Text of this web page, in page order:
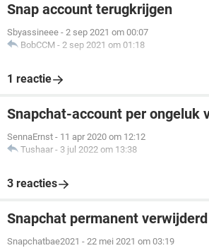
Snap account terugkrijgen
Sbyassineee - 2 sep 2021 om 00:07
BobCCM - 2 sep 2021 om 01:18
1 reactie
Snapchat-account per ongeluk
SennaErnst - 11 apr 2020 om 12:12
Tushaar - 3 jul 2022 om 13:38
3 reacties
Snapchat permanent verwijderd
Snapchatbae2021 - 22 mei 2021 om 03:19